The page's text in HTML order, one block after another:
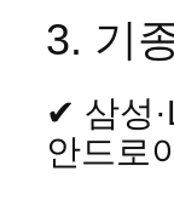
3. 기
✔ 삼성
안드로